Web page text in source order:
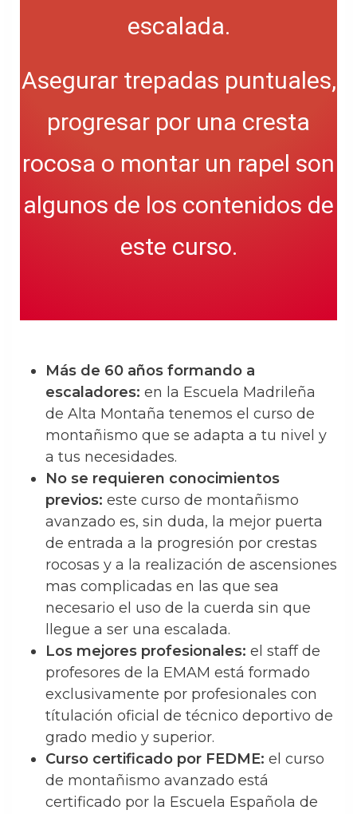
escalada.
Asegurar trepadas puntuales,
progresar por una cresta
rocosa o montar un rapel son
algunos de los contenidos de
este curso.
Más de 60 años formando a
escaladores: en la Escuela Madrileña
de Alta Montaña tenemos el curso de
montañismo que se adapta a tu nivel y
a tus necesidades.
No se requieren conocimientos
previos: este curso de montañismo
avanzado es, sin duda, la mejor puerta
de entrada a la progresión por crestas
rocosas y a la realización de ascensiones
mas complicadas en las que sea
necesario el uso de la cuerda sin que
llegue a ser una escalada.
Los mejores profesionales: el staff de
profesores de la EMAM está formado
exclusivamente por profesionales con
títulación oficial de técnico deportivo de
grado medio y superior.
Curso certificado por FEDME: el curso
de montañismo avanzado está
certificado por la Escuela Española de